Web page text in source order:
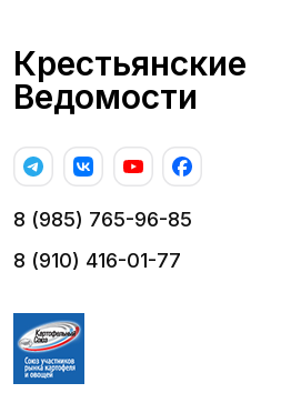
Крестьянские
Ведомости
8 (985) 765-96-85
8 (910) 416-01-77